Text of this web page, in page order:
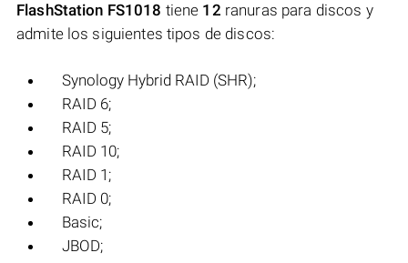
FlashStation FS1018 tiene 12 ranuras para discos y
admite los siguientes tipos de discos:
Synology Hybrid RAID (SHR);
RAID 6;
RAID 5;
RAID 10;
RAID 1;
RAID 0;
Basic;
JBOD;